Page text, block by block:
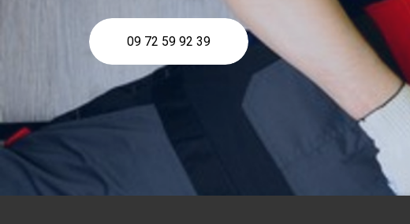
09 72 59 92 39